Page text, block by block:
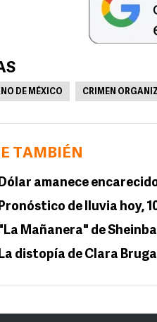
DE MÉXICO CRIMEN
TAMBIÉN
amanece
de lluvia hoy,
Mañanera" de
distopía de Clara